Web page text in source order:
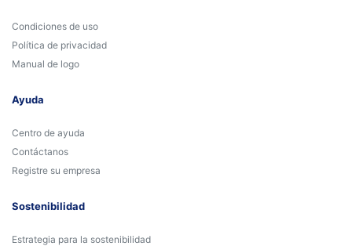
Condiciones de uso
Política de privacidad
Manual de logo
Ayuda
Centro de ayuda
Contáctanos
Registre su empresa
Sostenibilidad
Estrategia para la sostenibilidad